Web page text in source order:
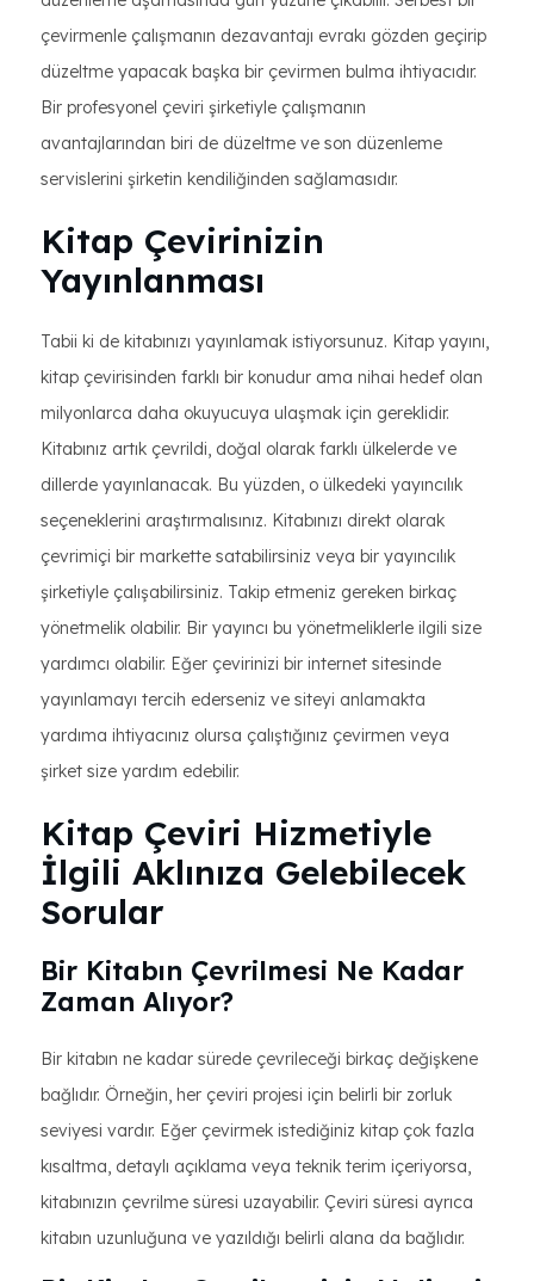
çevirmenle çalışmanın dezavantajı evrakı gözden geçirip
düzeltme yapacak başka bir çevirmen bulma ihtiyacıdır.
Bir profesyonel çeviri şirketiyle çalışmanın
avantajlarından biri de düzeltme ve son düzenleme
servislerini şirketin kendiliğinden sağlamasıdır.
Kitap Çevirinizin
Yayınlanması
Tabii ki de kitabınızı yayınlamak istiyorsunuz. Kitap yayını,
kitap çevirisinden farklı bir konudur ama nihai hedef olan
milyonlarca daha okuyucuya ulaşmak için gereklidir.
Kitabınız artık çevrildi, doğal olarak farklı ülkelerde ve
dillerde yayınlanacak. Bu yüzden, o ülkedeki yayıncılık
seçeneklerini araştırmalısınız. Kitabınızı direkt olarak
çevrimiçi bir markette satabilirsiniz veya bir yayıncılık
şirketiyle çalışabilirsiniz. Takip etmeniz gereken birkaç
yönetmelik olabilir. Bir yayıncı bu yönetmeliklerle ilgili size
yardımcı olabilir. Eğer çevirinizi bir internet sitesinde
yayınlamayı tercih ederseniz ve siteyi anlamakta
yardıma ihtiyacınız olursa çalıştığınız çevirmen veya
şirket size yardım edebilir.
Kitap Çeviri Hizmetiyle
İlgili Aklınıza Gelebilecek
Sorular
Bir Kitabın Çevrilmesi Ne Kadar
Zaman Alıyor?
Bir kitabın ne kadar sürede çevrileceği birkaç değişkene
bağlıdır. Örneğin, her çeviri projesi için belirli bir zorluk
seviyesi vardır. Eğer çevirmek istediğiniz kitap çok fazla
kısaltma, detaylı açıklama veya teknik terim içeriyorsa,
kitabınızın çevrilme süresi uzayabilir. Çeviri süresi ayrıca
kitabın uzunluğuna ve yazıldığı belirli alana da bağlıdır.